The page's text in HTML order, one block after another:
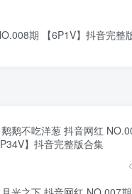
期 【6P1V】抖音完整
鹅不吃洋葱 抖音网红
】抖音完整版合集